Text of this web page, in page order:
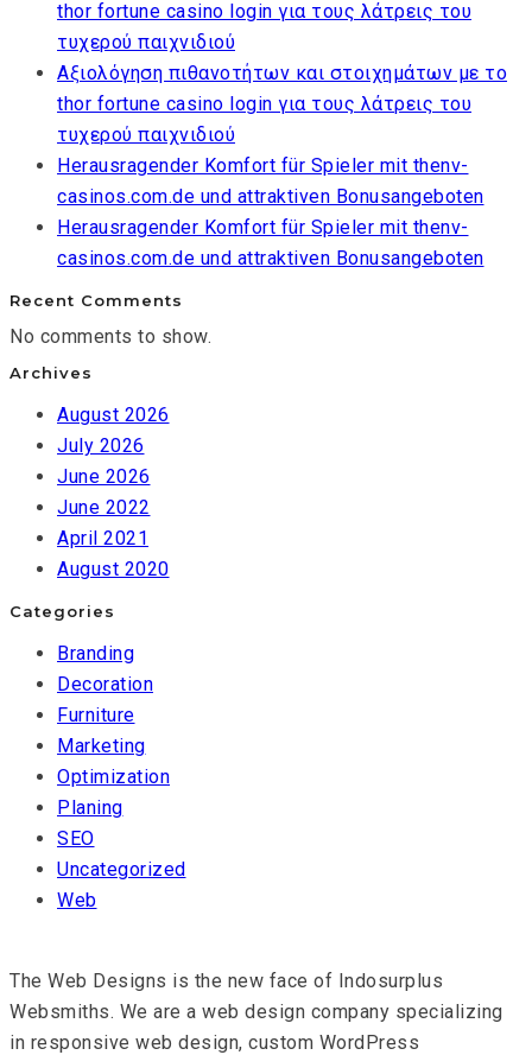
thor fortune casino login για τους λάτρεις του
τυχερού παιχνιδιού
Αξιολόγηση πιθανοτήτων και στοιχημάτων με το
thor fortune casino login για τους λάτρεις του
τυχερού παιχνιδιού
Herausragender Komfort für Spieler mit thenv-
casinos.com.de und attraktiven Bonusangeboten
Herausragender Komfort für Spieler mit thenv-
casinos.com.de und attraktiven Bonusangeboten
Recent Comments
No comments to show.
Archives
August 2026
July 2026
June 2026
June 2022
April 2021
August 2020
Categories
Branding
Decoration
Furniture
Marketing
Optimization
Planing
SEO
Uncategorized
Web
The Web Designs is the new face of Indosurplus
Websmiths. We are a web design company specializing
in responsive web design, custom WordPress